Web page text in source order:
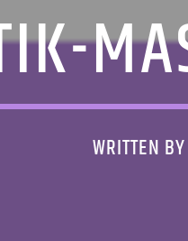
WRITTEN BY